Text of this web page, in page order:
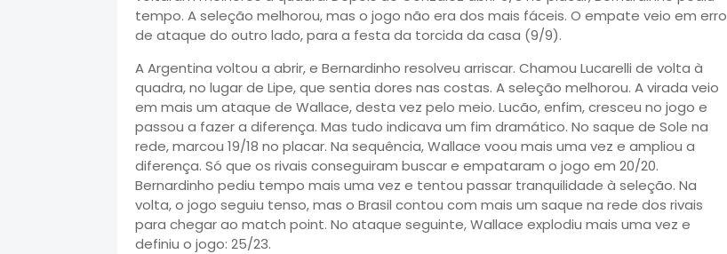
tempo. A seleção melhorou, mas o jogo não era dos mais fáceis. O empate veio em erro
de ataque do outro lado, para a festa da torcida da casa (9/9).
A Argentina voltou a abrir, e Bernardinho resolveu arriscar. Chamou Lucarelli de volta à
quadra, no lugar de Lipe, que sentia dores nas costas. A seleção melhorou. A virada veio
em mais um ataque de Wallace, desta vez pelo meio. Lucão, enfim, cresceu no jogo e
passou a fazer a diferença. Mas tudo indicava um fim dramático. No saque de Sole na
rede, marcou 19/18 no placar. Na sequência, Wallace voou mais uma vez e ampliou a
diferença. Só que os rivais conseguiram buscar e empataram o jogo em 20/20.
Bernardinho pediu tempo mais uma vez e tentou passar tranquilidade à seleção. Na
volta, o jogo seguiu tenso, mas o Brasil contou com mais um saque na rede dos rivais
para chegar ao match point. No ataque seguinte, Wallace explodiu mais uma vez e
definiu o jogo: 25/23.